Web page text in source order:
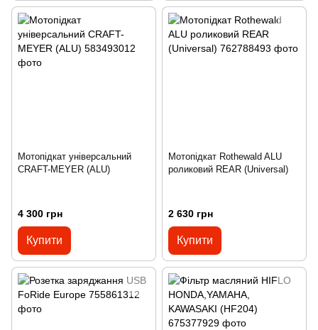
Мотопідкат універсальний
CRAFT-MEYER (ALU)
4 300 грн
Купити
Мотопідкат Rothewald ALU
роликовий REAR (Universal)
2 630 грн
Купити